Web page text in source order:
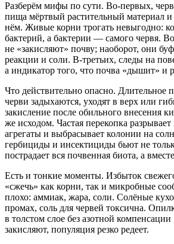
Разберём мифы по сути. Во‑первых,
пища мёртвый растительный материал
нём. Живые корни трогать невыгодно:
бактерий, а бактерии — самого червя.
не «закисляют» почву; наоборот, они
реакции и соли. В‑третьих, следы на
а индикатор того, что почва «дышит» и
Что действительно опасно. Длительное
черви задыхаются, уходят в верх или
закисление после обильного внесения
же исходом. Частая перекопка
агрегаты и выбрасывает колонии на
гербициды и инсектициды бьют не
пострадает вся почвенная биота, а
Есть и тонкие моменты. Избыток
«сжечь» как корни, так и микробные
плохо: аммиак, жара, соли. Солёные
промах, соль для червей токсична.
в толстом слое без азотной
закисляют, популяция резко редеет.